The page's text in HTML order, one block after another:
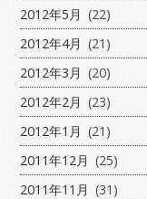
2012年5月 (22)
2012年4月 (21)
2012年3月 (20)
2012年2月 (23)
2012年1月 (21)
2011年12月 (25)
2011年11月 (31)